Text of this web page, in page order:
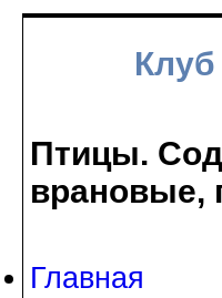
Птицы.
врановые,
Главная